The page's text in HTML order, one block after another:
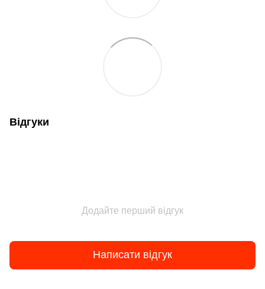
Відгуки
Додайте перший відгук
Написати відгук